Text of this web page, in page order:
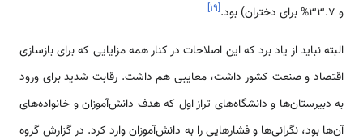
و 33.7% برای دختران) بود.
[۱۹]
البته نباید از یاد برد که این اصلاحات در کنار همه مزایایی که برای بازسازی
اقتصاد و صنعت کشور داشت، معایبی هم داشت. رقابت شدید برای ورود
به دبیرستان‌ها و دانشگاه‌های تراز اول که هدف دانش‌آموزان و خانواده‌های
آن‌ها بود، نگرانی‌ها و فشارهایی را به دانش‌آموزان وارد کرد. در گزارش گروه